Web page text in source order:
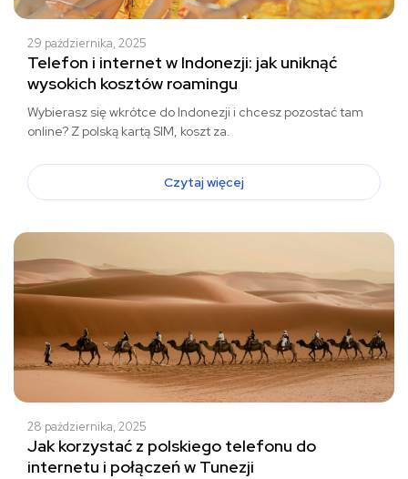
29 października, 2025
Telefon i internet w Indonezji: jak uniknąć
wysokich kosztów roamingu
Wybierasz się wkrótce do Indonezji i chcesz pozostać tam
online? Z polską kartą SIM, koszt za.
Czytaj więcej
28 października, 2025
Jak korzystać z polskiego telefonu do
internetu i połączeń w Tunezji